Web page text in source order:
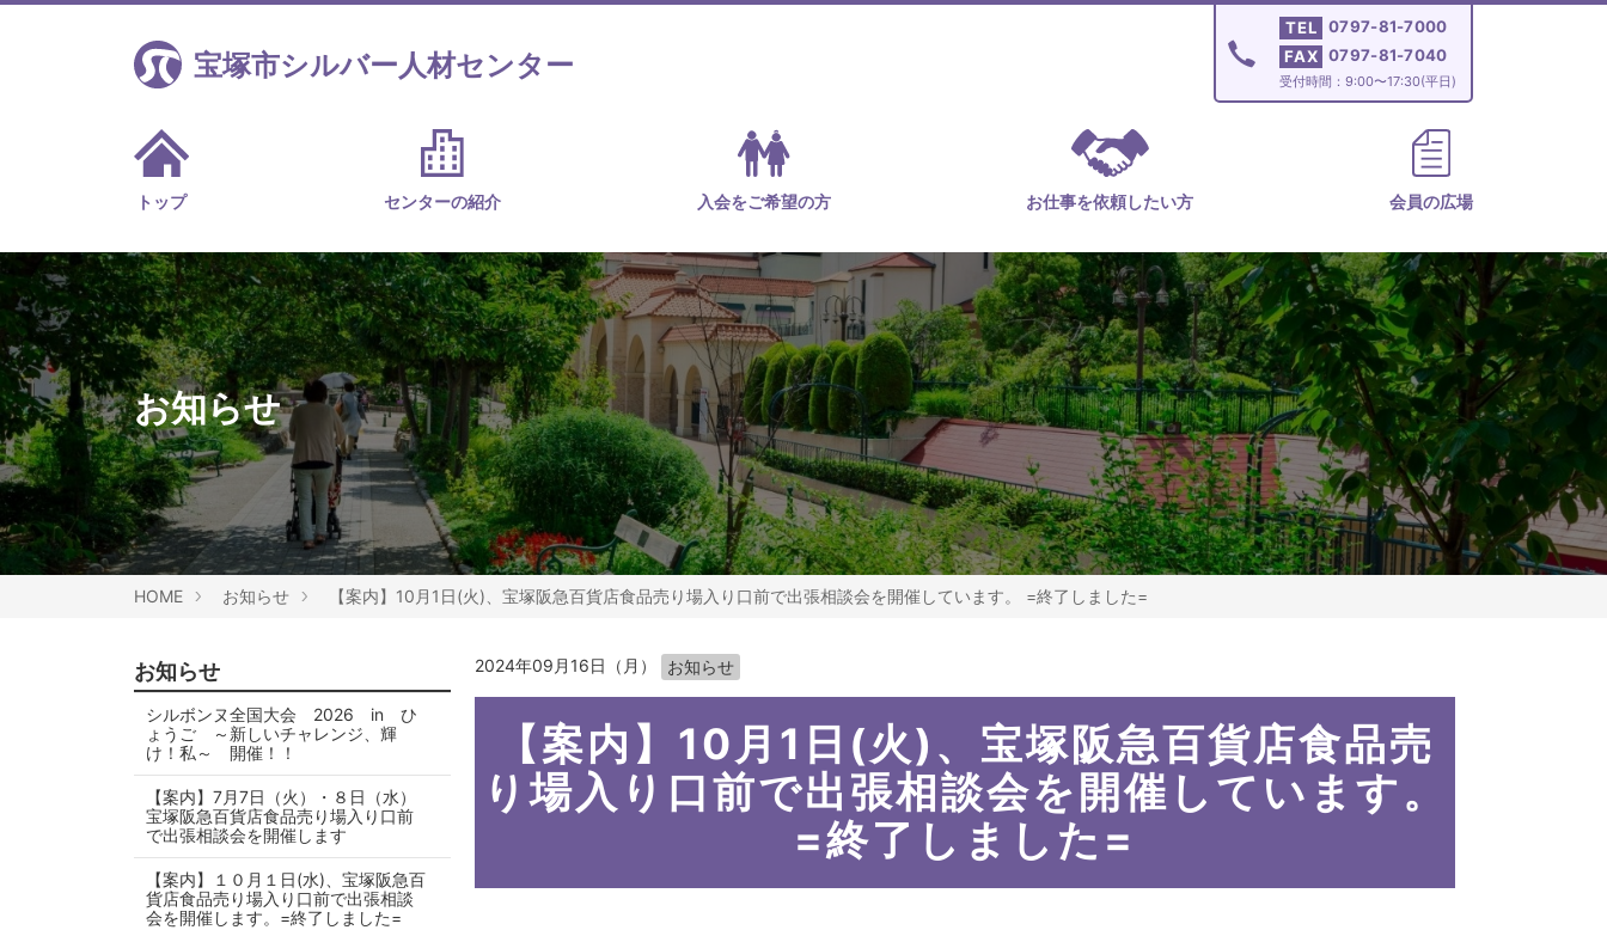
宝塚市シルバー人材センター
TEL
0797-81-7000
FAX 0797-81-7040
受付時間：9:00〜17:30(平日)
トップ センターの紹介 入会をご希望の方 お仕事を依頼したい方 会員の広場
お知らせ
HOME お知らせ 【案内】10月1日(火)、宝塚阪急百貨店食品売り場入り口前で出張相談会を開催しています。 =終了しました=
お知らせ
シルボンヌ全国大会 2026 in ひ
ょうご ～新しいチャレンジ、輝
け！私～ 開催！！
【案内】7月7日（火）・８日（水）
宝塚阪急百貨店食品売り場入り口前
で出張相談会を開催します
【案内】１０月１日(水)、宝塚阪急百
貨店食品売り場入り口前で出張相談
会を開催します。=終了しました=
2024年09月16日（月） お知らせ
【案内】10月1日(火)、宝塚阪急百貨店食品売
り場入り口前で出張相談会を開催しています。
=終了しました=